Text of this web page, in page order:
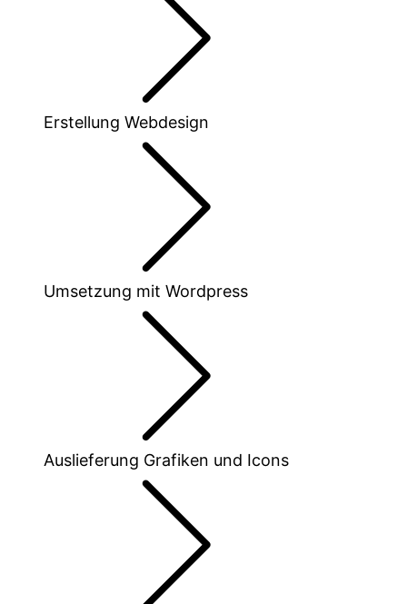
Erstellung Webdesign
Umsetzung mit Wordpress
Auslieferung Grafiken und Icons